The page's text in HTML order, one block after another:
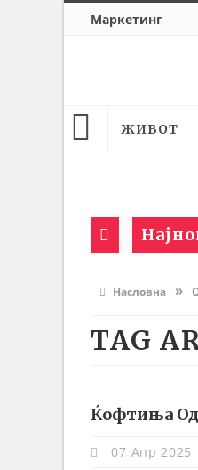
Маркетинг
ЖИВОТ
Насловна »
TAG
Ќофтиња
07 Апр 2025